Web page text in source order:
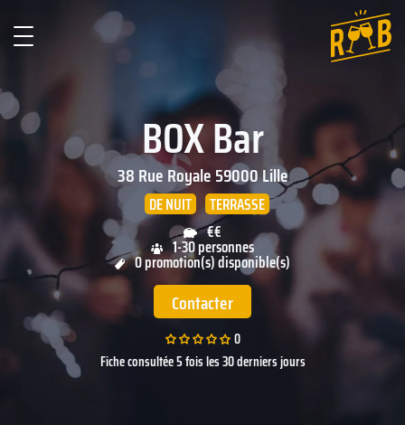
BOX Bar
38 Rue Royale59000Lille
DE NUIT
TERRASSE
€€
1-30 personnes
0 promotion(s) disponible(s)
Contacter
0
Fiche consultée 5 fois les 30 derniers jours